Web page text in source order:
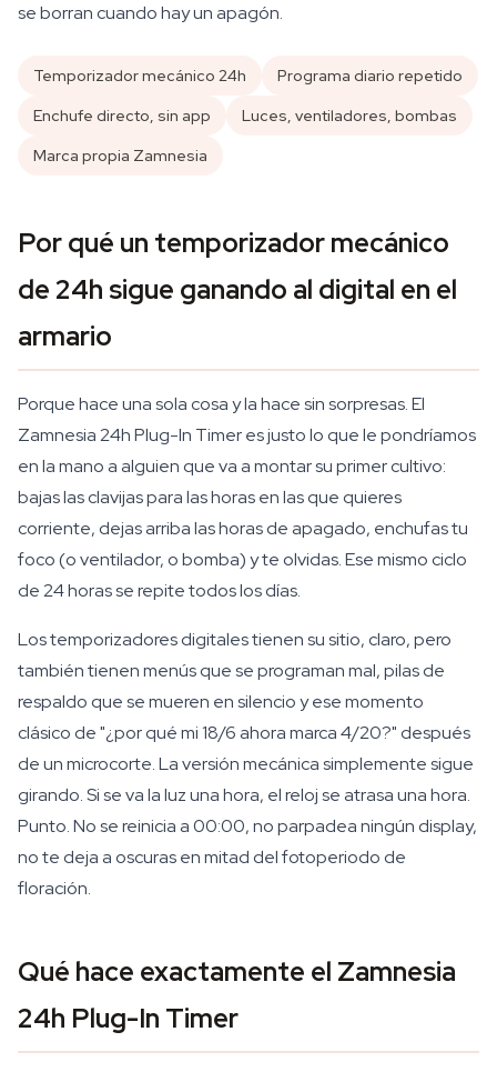
se borran cuando hay un apagón.
Temporizador mecánico 24h
Programa diario repetido
Enchufe directo, sin app
Luces, ventiladores, bombas
Marca propia Zamnesia
Por qué un temporizador mecánico
de 24h sigue ganando al digital en el
armario
Porque hace una sola cosa y la hace sin sorpresas. El
Zamnesia 24h Plug-In Timer es justo lo que le pondríamos
en la mano a alguien que va a montar su primer cultivo:
bajas las clavijas para las horas en las que quieres
corriente, dejas arriba las horas de apagado, enchufas tu
foco (o ventilador, o bomba) y te olvidas. Ese mismo ciclo
de 24 horas se repite todos los días.
Los temporizadores digitales tienen su sitio, claro, pero
también tienen menús que se programan mal, pilas de
respaldo que se mueren en silencio y ese momento
clásico de "¿por qué mi 18/6 ahora marca 4/20?" después
de un microcorte. La versión mecánica simplemente sigue
girando. Si se va la luz una hora, el reloj se atrasa una hora.
Punto. No se reinicia a 00:00, no parpadea ningún display,
no te deja a oscuras en mitad del fotoperiodo de
floración.
Qué hace exactamente el Zamnesia
24h Plug-In Timer